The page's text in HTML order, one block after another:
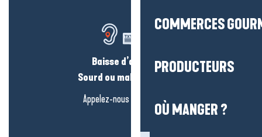
COMMERCES
PRODUCTEURS
OÙ MANGER ?
Baisse d’audition ?
Sourd ou malentendant ?
Appelez-nous en
cliquant-ici